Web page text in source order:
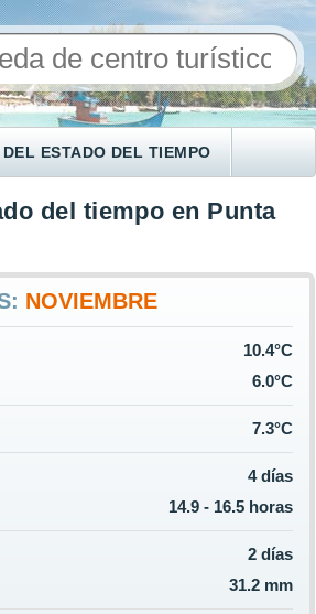
ESTADO DEL TIEMPO
del tiempo en Punta
NOVIEMBRE
10.4°C
6.0°C
7.3°C
4 días
14.9 - 16.5 horas
2 días
31.2 mm